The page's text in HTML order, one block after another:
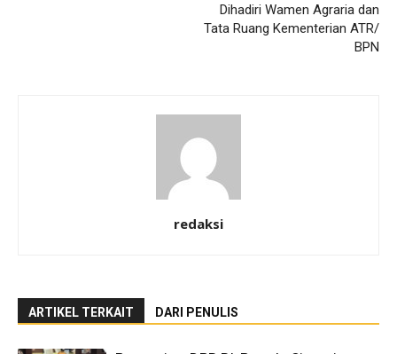
Dihadiri Wamen Agraria dan
Tata Ruang Kementerian ATR/
BPN
redaksi
ARTIKEL TERKAIT DARI PENULIS